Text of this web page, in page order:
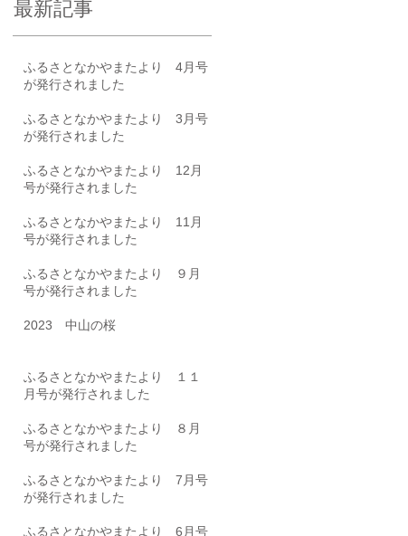
最新記事
ふるさとなかやまたより 4月号
が発行されました
ふるさとなかやまたより 3月号
が発行されました
ふるさとなかやまたより 12月
号が発行されました
ふるさとなかやまたより 11月
号が発行されました
ふるさとなかやまたより ９月
号が発行されました
2023 中山の桜
ふるさとなかやまたより １１
月号が発行されました
ふるさとなかやまたより ８月
号が発行されました
ふるさとなかやまたより 7月号
が発行されました
ふるさとなかやまたより 6月号